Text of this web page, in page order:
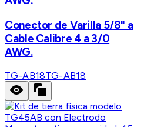
Conector de Varilla 5/8" a
Cable Calibre 4 a 3/0
AWG.
TG-AB18TG-AB18